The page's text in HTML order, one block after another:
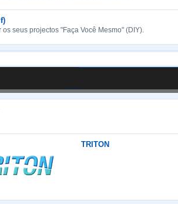
os seus projectos "Faça Você Mesmo" (DIY).
TRITON